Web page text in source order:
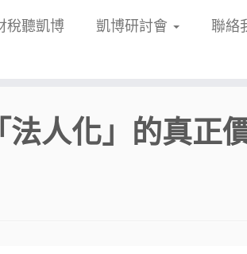
稅聽凱博 凱博研討會
聯絡
人化」的真正